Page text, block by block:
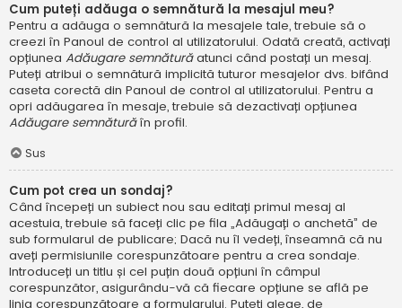
Cum puteți adăuga o semnătură la mesajul meu?
Pentru a adăuga o semnătură la mesajele tale, trebuie să o
creezi în Panoul de control al utilizatorului. Odată creată, activați
opțiunea Adăugare semnăturăatunci când postați un mesaj.
Puteți atribui o semnătură implicită tuturor mesajelor dvs. bifând
caseta corectă din Panoul de control al utilizatorului. Pentru a
opri adăugarea în mesaje, trebuie să dezactivați opțiunea
Adăugare semnăturăîn profil.
Sus
Cum pot crea un sondaj?
Când începeți un subiect nou sau editați primul mesaj al
acestuia, trebuie să faceți clic pe fila „Adăugați o anchetă” de
sub formularul de publicare; Dacă nu îl vedeți, înseamnă că nu
aveți permisiunile corespunzătoare pentru a crea sondaje.
Introduceți un titlu și cel puțin două opțiuni în câmpul
corespunzător, asigurându-vă că fiecare opțiune se află pe
linia corespunzătoare a formularului. Puteți alege, de